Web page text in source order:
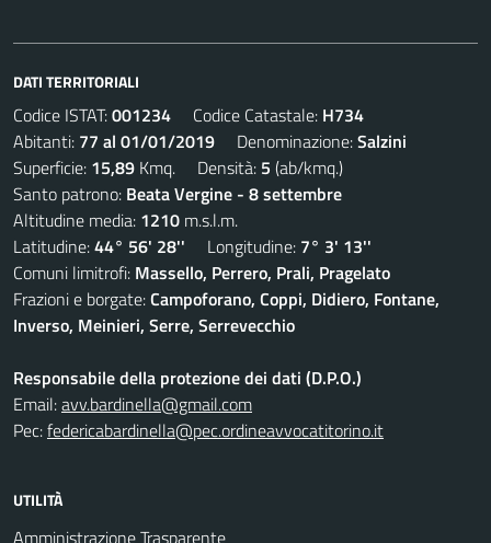
DATI TERRITORIALI
Codice ISTAT:001234 Codice Catastale: H734
Abitanti: 77 al 01/01/2019 Denominazione:Salzini
Superficie: 15,89 Kmq. Densità: 5 (ab/kmq.)
Santo patrono: Beata Vergine - 8 settembre
Altitudine media: 1210 m.s.l.m.
Latitudine:44° 56' 28'' Longitudine: 7° 3' 13''
Comuni limitrofi: Massello, Perrero, Prali, Pragelato
Frazioni e borgate:Campoforano, Coppi, Didiero, Fontane,
Inverso, Meinieri, Serre, Serrevecchio
Responsabile della protezione dei dati (D.P.O.)
Email:avv.bardinella@gmail.com
Pec:federicabardinella@pec.ordineavvocatitorino.it
UTILITÀ
Amministrazione Trasparente